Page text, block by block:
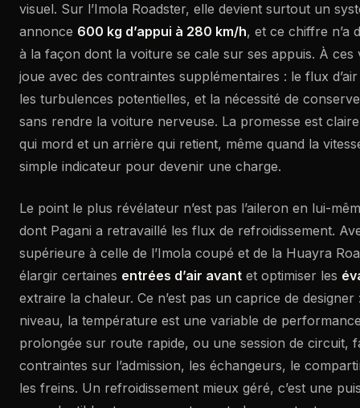
visuel. Sur l’Imola Roadster, elle devient surtout un
annonce 600 kg d’appui à 280 km/h, et ce chiffre n’a
à la façon dont la voiture se cale sur ses appuis. À ces
joue avec des contraintes supplémentaires : le flux
les turbulences potentielles, et la nécessité de
sans rendre la voiture nerveuse. La promesse est
qui mord et un arrière qui retient, même quand la
simple indicateur pour devenir une charge.
Le point le plus révélateur n’est pas l’aileron en lui-
dont Pagani a retravaillé les flux de refroidissement.
supérieure à celle de l’Imola coupé et de la Huayra
élargir certaines entrées d’air avant et optimiser les
extraire la chaleur. Ce n’est pas un caprice de
niveau, la température est une variable de
prolongée sur route rapide, ou une session de circuit,
contraintes sur l’admission, les échangeurs, le
les freins. Un refroidissement mieux géré, c’est une